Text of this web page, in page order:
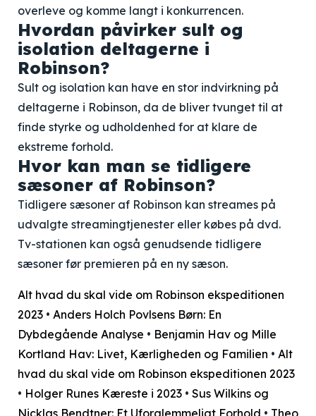
overleve og komme langt i konkurrencen.
Hvordan påvirker sult og
isolation deltagerne i
Robinson?
Sult og isolation kan have en stor indvirkning på
deltagerne i Robinson, da de bliver tvunget til at
finde styrke og udholdenhed for at klare de
ekstreme forhold.
Hvor kan man se tidligere
sæsoner af Robinson?
Tidligere sæsoner af Robinson kan streames på
udvalgte streamingtjenester eller købes på dvd.
Tv-stationen kan også genudsende tidligere
sæsoner før premieren på en ny sæson.
Alt hvad du skal vide om Robinson ekspeditionen
2023 • Anders Holch Povlsens Børn: En
Dybdegående Analyse • Benjamin Hav og Mille
Kortland Hav: Livet, Kærligheden og Familien • Alt
hvad du skal vide om Robinson ekspeditionen 2023
• Holger Runes Kæreste i 2023 • Sus Wilkins og
Nicklas Bendtner: Et Uforglemmeligt Forhold • Theo